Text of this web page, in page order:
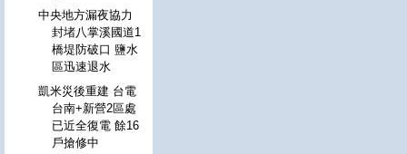
中央地方漏夜協力
封堵八掌溪國道1
橋堤防破口 鹽水
區迅速退水
凱米災後重建 台電
台南+新營2區處
已近全復電 餘16
戶搶修中